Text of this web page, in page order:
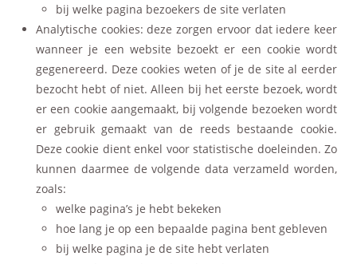
bij welke pagina bezoekers de site verlaten
Analytische cookies: deze zorgen ervoor dat iedere keer
wanneer je een website bezoekt er een cookie wordt
gegenereerd. Deze cookies weten of je de site al eerder
bezocht hebt of niet. Alleen bij het eerste bezoek, wordt
er een cookie aangemaakt, bij volgende bezoeken wordt
er gebruik gemaakt van de reeds bestaande cookie.
Deze cookie dient enkel voor statistische doeleinden. Zo
kunnen daarmee de volgende data verzameld worden,
zoals:
welke pagina’s je hebt bekeken
hoe lang je op een bepaalde pagina bent gebleven
bij welke pagina je de site hebt verlaten